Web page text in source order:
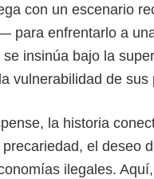
con un escenario
para enfrentarlo a
insinúa bajo la
vulnerabilidad de sus
la historia
el deseo
ilegales.